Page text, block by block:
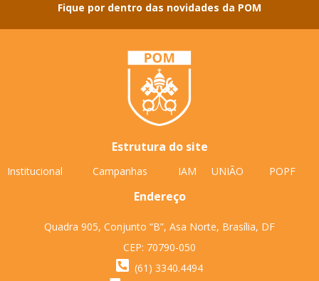
Fique por dentro das novidades da POM
Estrutura do site
Institucional Campanhas IAM UNIÃO POPF
Endereço
Quadra 905, Conjunto “B”, Asa Norte, Brasília, DF
CEP: 70790-050
(61) 3340.4494